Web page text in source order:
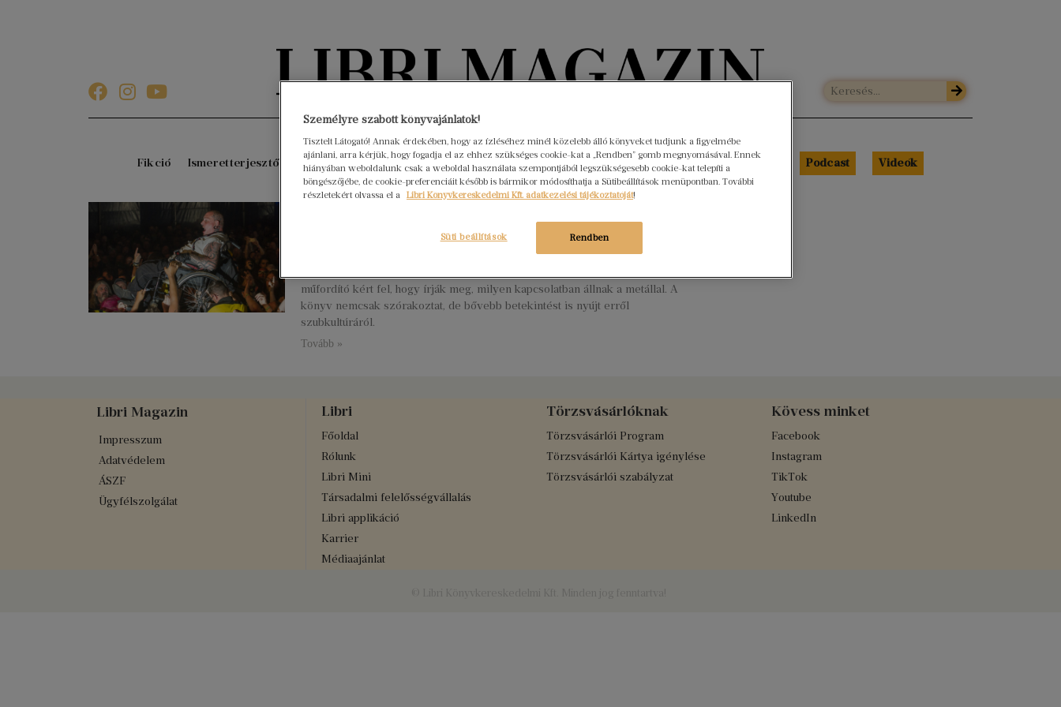
Könyvektől az olvasókig
Fikció Ismeretterjesztő Gyerekkönyvek Interjúk Beleolvasó A hónap könyvei HÍREK Libri Portré Podcast Videók
metálantológiájáról
műfordító kért fel, hogy írják meg, milyen kapcsolatban állnak a metállal. A
könyv nemcsak szórakoztat, de bővebb betekintést is nyújt erről
szubkultúráról.
Tovább »
Libri Magazin
Impresszum
Adatvédelem
ÁSZF
Ügyfélszolgálat
Libri
Főoldal
Rólunk
Libri Mini
Társadalmi felelősségvállalás
Libri applikáció
Karrier
Médiaajánlat
Törzsvásárlóknak
Törzsvásárlói Program
Törzsvásárlói Kártya igénylése
Törzsvásárlói szabályzat
Kövess minket
Facebook
Instagram
TikTok
Youtube
LinkedIn
Személyre szabott könyvajánlatok!
Tisztelt Látogató! Annak érdekében, hogy az ízléséhez minél közelebb álló könyveket tudjunk a figyelmébe
ajánlani, arra kérjük, hogy fogadja el az ehhez szükséges cookie-kat a „Rendben” gomb megnyomásával. Ennek
hiányában weboldalunk csak a weboldal használata szempontjából legszükségesebb cookie-kat telepíti a
böngészőjébe, de cookie-preferenciáit később is bármikor módosíthatja a Sütibeállítások menüpontban. További
részletekért olvassa el a Libri Könyvkereskedelmi Kft. adatkezelési tájékoztatóját!
Rendben
Süti beállítások